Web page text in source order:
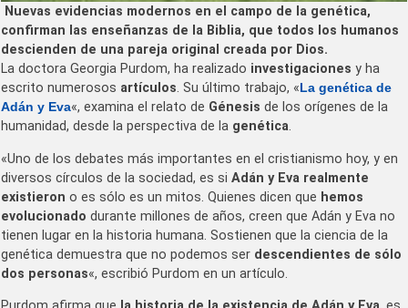
Nuevas evidencias modernos en el campo de la genética,
confirman las enseñanzas de la Biblia, que todos los humanos
descienden de una pareja original creada por Dios.
La doctora Georgia Purdom, ha realizado investigaciones y ha
escrito numerosos artículos. Su último trabajo, «La genética de
Adán y Eva«, examina el relato de Génesis de los orígenes de la
humanidad, desde la perspectiva de la genética.
«Uno de los debates más importantes en el cristianismo hoy, y en
diversos círculos de la sociedad, es si Adán y Eva realmente
existieron o es sólo es un mitos. Quienes dicen que hemos
evolucionado durante millones de años, creen que Adán y Eva no
tienen lugar en la historia humana. Sostienen que la ciencia de la
genética demuestra que no podemos ser descendientes de sólo
dos personas«, escribió Purdom en un artículo.